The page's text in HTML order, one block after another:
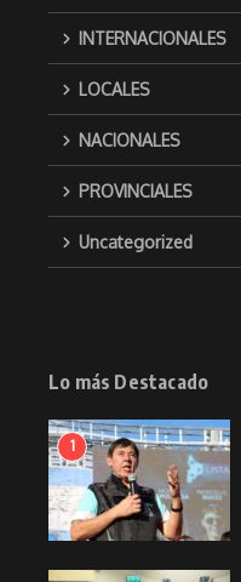
INTERNACIONALES
LOCALES
NACIONALES
PROVINCIALES
Uncategorized
Lo más Destacado
1